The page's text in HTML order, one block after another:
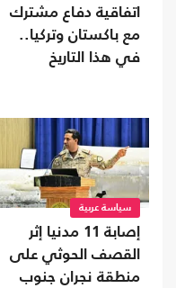
اتفاقية دفاع مشترك
مع باكستان وتركيا..
في هذا التاريخ
سياسة عربية
إصابة 11 مدنيا إثر
القصف الحوثي على
منطقة نجران جنوب